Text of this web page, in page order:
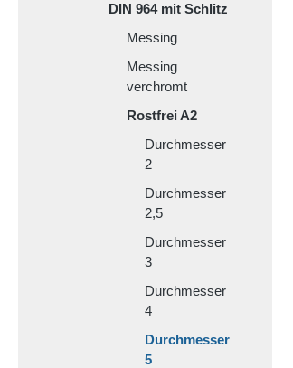
DIN 964 mit Schlitz
Messing
Messing
verchromt
Rostfrei A2
Durchmesser
2
Durchmesser
2,5
Durchmesser
3
Durchmesser
4
Durchmesser
5